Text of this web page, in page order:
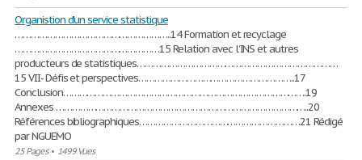
Organistion d'un service statistique
…………………………………………………..14 Formation et recyclage
………………………………………………15 Relation avec l’INS et autres
producteurs de statistiques…………………………………………………………………
15 VII- Défis et perspectives…………………………………………………..17
Conclusion……………………………………………………………………………….19
Annexes …………………………………………………………………………………..20
Références bibliographiques……………………………………………………21 Rédigé
par NGUEMO
25 Pages• 1499 Vues